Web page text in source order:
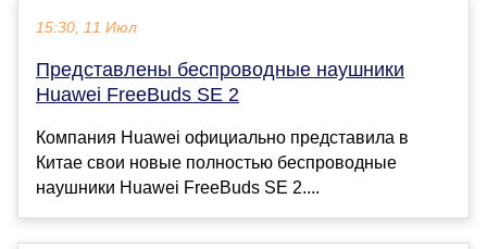
15:30, 11 Июл
Представлены беспроводные наушники
Huawei FreeBuds SE 2
Компания Huawei официально представила в
Китае свои новые полностью беспроводные
наушники Huawei FreeBuds SE 2....